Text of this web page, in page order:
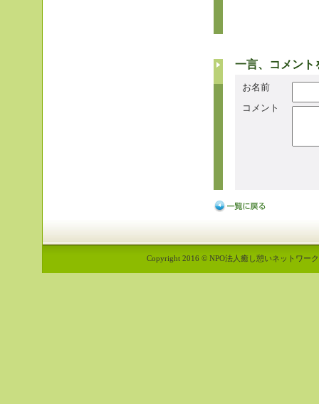
一言、コメント
お名前
コメント
Copyright 2016 © NPO法人癒し憩いネットワー